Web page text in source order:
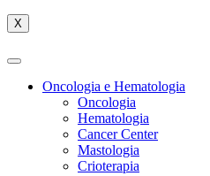
X
Oncologia e Hematologia
Oncologia
Hematologia
Cancer Center
Mastologia
Crioterapia